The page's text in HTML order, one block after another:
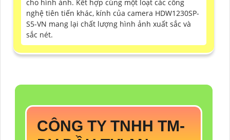
cho hình ảnh. Kết hợp cùng một loạt các công
nghệ tiên tiến khác, kính của camera HDW1230SP-
S5-VN mang lại chất lượng hình ảnh xuất sắc và
sắc nét.
CÔNG TY TNHH TM-